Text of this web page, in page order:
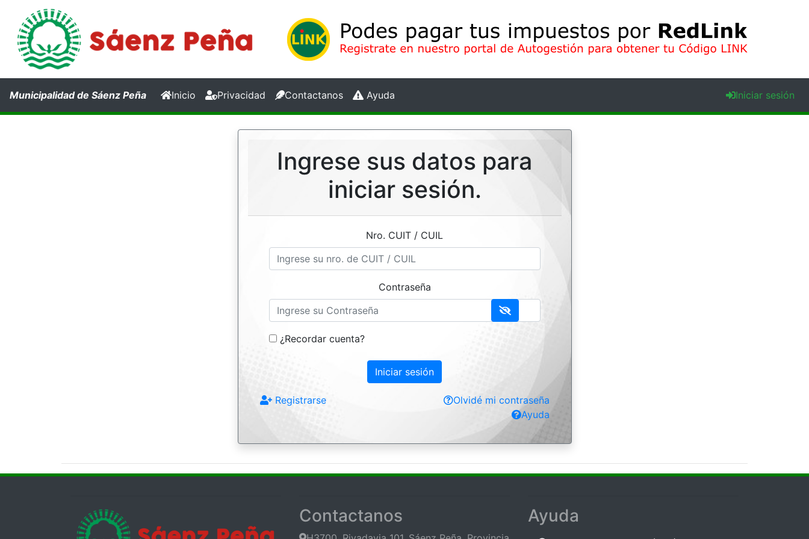
Municipalidad de Sáenz Peña Inicio (current)Privacidad Contactanos Ayuda Iniciar sesión
Ingrese sus datos para
iniciar sesión.
Nro. CUIT / CUIL
Contraseña
¿Recordar cuenta?
Registrarse
Olvidé mi contraseña
Ayuda
Contactanos Ayuda